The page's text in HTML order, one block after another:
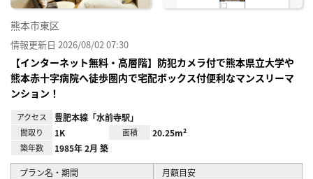
熊本市東区
情報更新日 2026/08/02 07:30
【インターネット無料・高層階】防犯カメラ付で熊本県立大学や
熊本赤十字病院へ徒歩圏内で宅配ボックス付便利なマンスリーマ
ンション！
アクセス 豊肥本線「水前寺駅」
間取り 1K 面積 20.25m²
築年数 1985年 2月 築
プラン名・期間
月額目安